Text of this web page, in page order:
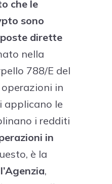
che le
sono
dirette
nella
788/E del
in
applicano le
i redditi
in
è la
,